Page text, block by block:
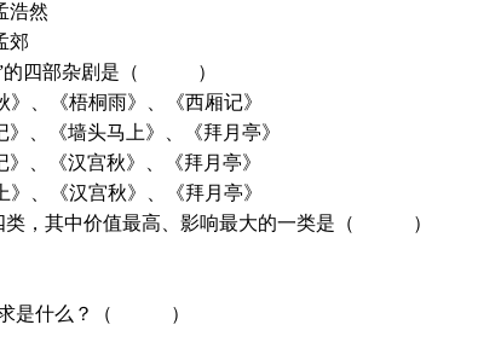
浩然
郊
”的四部杂剧是（ ）
、《梧桐雨》、《西厢记》
、《墙头马上》、《拜月亭》
、《汉宫秋》、《拜月亭》
、《汉宫秋》、《拜月亭》
类，其中价值最高、影响最大的一类是（ ）
求是什么？（ ）